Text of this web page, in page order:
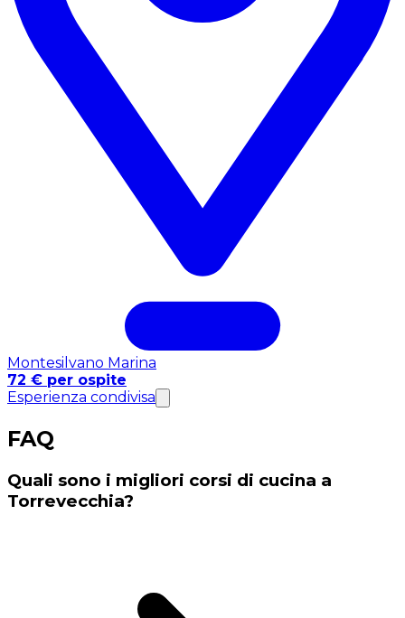
Montesilvano Marina
72 € per ospite
Esperienza condivisa
FAQ
Quali sono i migliori corsi di cucina a
Torrevecchia?